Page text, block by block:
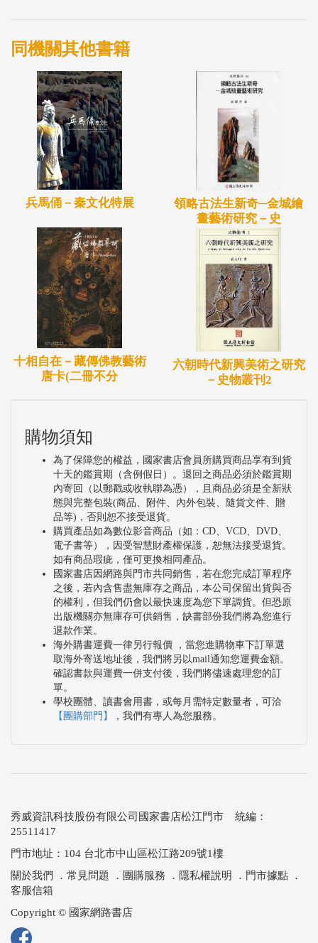
同機關其他書籍
兵馬俑－秦文化特展
領略古法生新奇─金城繪
畫藝術研究－史
十相自在－藏傳佛教藝術
唐卡(二冊不分
六朝時代新興美術之研究
－史物叢刊2
購物須知
為了保障您的權益，國家書店會員所購買商品享有到貨
十天的鑑賞期（含例假日）。退回之商品必須於鑑賞期
內寄回（以郵戳或收執聯為憑），且商品必須是全新狀
態與完整包裝(商品、附件、內外包裝、隨貨文件、贈
品等)，否則恕不接受退貨。
購買產品如為數位影音商品（如：CD、VCD、DVD、
電子書等），因受智慧財產權保護，恕無法接受退貨。
如有商品瑕疵，僅可更換相同產品。
國家書店因網路與門市共同銷售，若在您完成訂單程序
之後，若內含售盡無庫存之商品，本公司保留出貨與否
的權利，但我們仍會以最快速度為您下單調貨。但恐原
出版機關亦無庫存可供銷售，缺書部份我們將為您進行
退款作業。
海外購書運費一律另行報價 ，當您進購物車下訂單選
取海外寄送地址後，我們將另以mail通知您運費金額。
確認書款與運費一併支付後，我們將儘速處理您的訂
單。
學校團體、讀書會用書，或每月需特定數量者，可洽
【團購部門】
，我們有專人為您服務。
秀威資訊科技股份有限公司國家書店松江門市 統編：
25511417
門市地址：104 台北市中山區松江路209號1樓
關於我們
． 常見問題 ． 團購服務 ． 隱私權說明 ． 門市據點 ．
客服信箱
Copyright © 國家網路書店